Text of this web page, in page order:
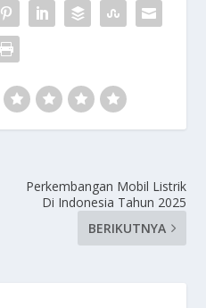
Perkembangan Mobil Listrik
Di Indonesia Tahun 2025
BERIKUTNYA